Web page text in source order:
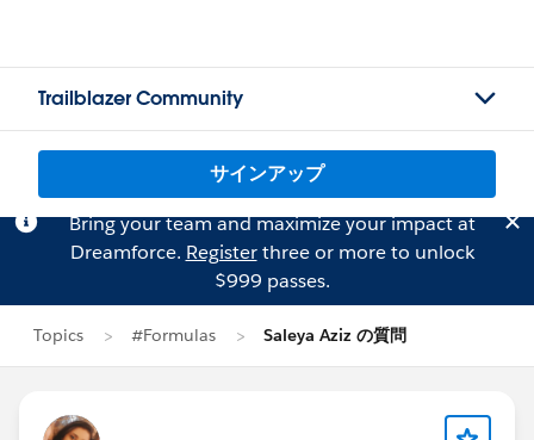
Trailblazer Community
サインアップ
Bring your team and maximize your impact at
Dreamforce. Registerthree or more to unlock
$999 passes.
Topics #Formulas Saleya Aziz の質問